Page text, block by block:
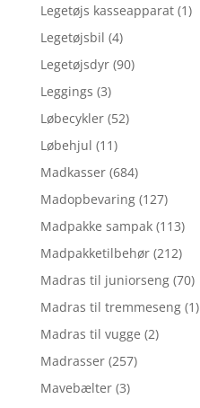
Legetøjs kasseapparat (1)
Legetøjsbil (4)
Legetøjsdyr (90)
Leggings (3)
Løbecykler (52)
Løbehjul (11)
Madkasser (684)
Madopbevaring (127)
Madpakke sampak (113)
Madpakketilbehør (212)
Madras til juniorseng (70)
Madras til tremmeseng (1)
Madras til vugge (2)
Madrasser (257)
Mavebælter (3)